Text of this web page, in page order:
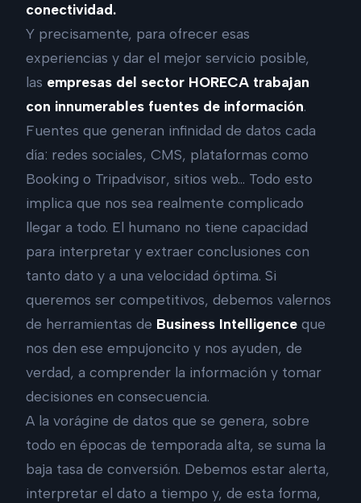
conectividad.
Y precisamente, para ofrecer esas
experiencias y dar el mejor servicio posible,
las empresas del sector HORECA trabajan
con innumerables fuentes de información.
Fuentes que generan infinidad de datos cada
día: redes sociales, CMS, plataformas como
Booking o Tripadvisor, sitios web… Todo esto
implica que nos sea realmente complicado
llegar a todo. El humano no tiene capacidad
para interpretar y extraer conclusiones con
tanto dato y a una velocidad óptima. Si
queremos ser competitivos, debemos valernos
de herramientas de Business Intelligence que
nos den ese empujoncito y nos ayuden, de
verdad, a comprender la información y tomar
decisiones en consecuencia.
A la vorágine de datos que se genera, sobre
todo en épocas de temporada alta, se suma la
baja tasa de conversión. Debemos estar alerta,
interpretar el dato a tiempo y, de esta forma,